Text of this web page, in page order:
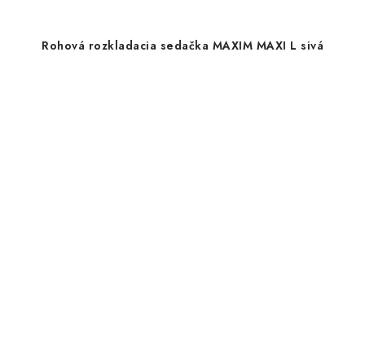
Rohová rozkladacia sedačka MAXIM MAXI L sivá